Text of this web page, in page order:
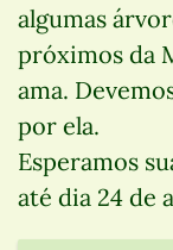
algumas
próximos da
ama.
por ela.
Esperamos
até dia 24 de